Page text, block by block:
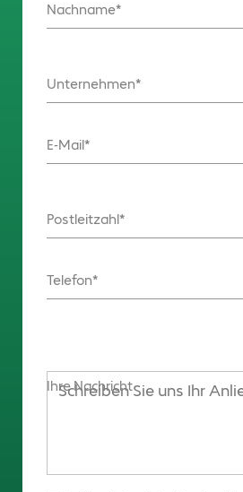
Nachname
Unternehmen
E-Mail
Postleitzahl
Telefon
Ihre Nachricht